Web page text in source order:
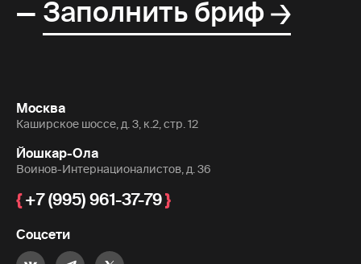
— Заполнить бриф
Москва
Каширское шоссе, д. 3, к.2, стр. 12
Йошкар-Ола
Воинов-Интернационалистов, д. 36
+7 (995) 961-37-79
Соцсети